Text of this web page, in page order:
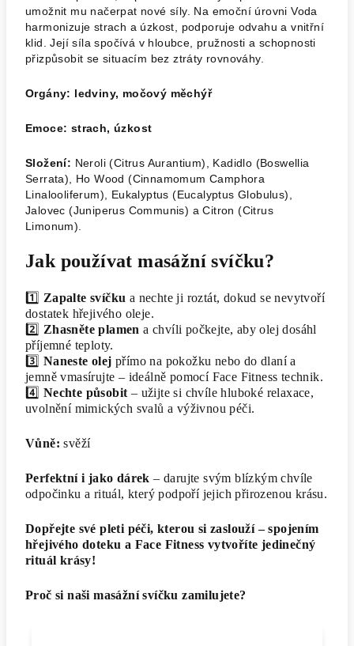
umožnit mu načerpat nové síly. Na emoční úrovni Voda
harmonizuje strach a úzkost, podporuje odvahu a vnitřní
klid. Její síla spočívá v hloubce, pružnosti a schopnosti
přizpůsobit se situacím bez ztráty rovnováhy.
Orgány: ledviny, močový měchýř
Emoce: strach, úzkost
Složení: Neroli (Citrus Aurantium), Kadidlo (Boswellia
Serrata), Ho Wood (Cinnamomum Camphora
Linalooliferum), Eukalyptus (Eucalyptus Globulus),
Jalovec (Juniperus Communis) a Citron (Citrus
Limonum).
Jak používat masážní svíčku?
1️⃣ Zapalte svíčku a nechte ji roztát, dokud se nevytvoří
dostatek hřejivého oleje.
2️⃣ Zhasněte plamen a chvíli počkejte, aby olej dosáhl
příjemné teploty.
3️⃣ Naneste olej přímo na pokožku nebo do dlaní a
jemně vmasírujte – ideálně pomocí Face Fitness technik.
4️⃣ Nechte působit – užijte si chvíle hluboké relaxace,
uvolnění mimických svalů a výživnou péči.
Vůně: svěží
Perfektní i jako dárek – darujte svým blízkým chvíle
odpočinku a rituál, který podpoří jejich přirozenou krásu.
Dopřejte své pleti péči, kterou si zaslouží – spojením
hřejivého doteku a Face Fitness vytvoříte jedinečný
rituál krásy!
Proč si naši masážní svíčku zamilujete?